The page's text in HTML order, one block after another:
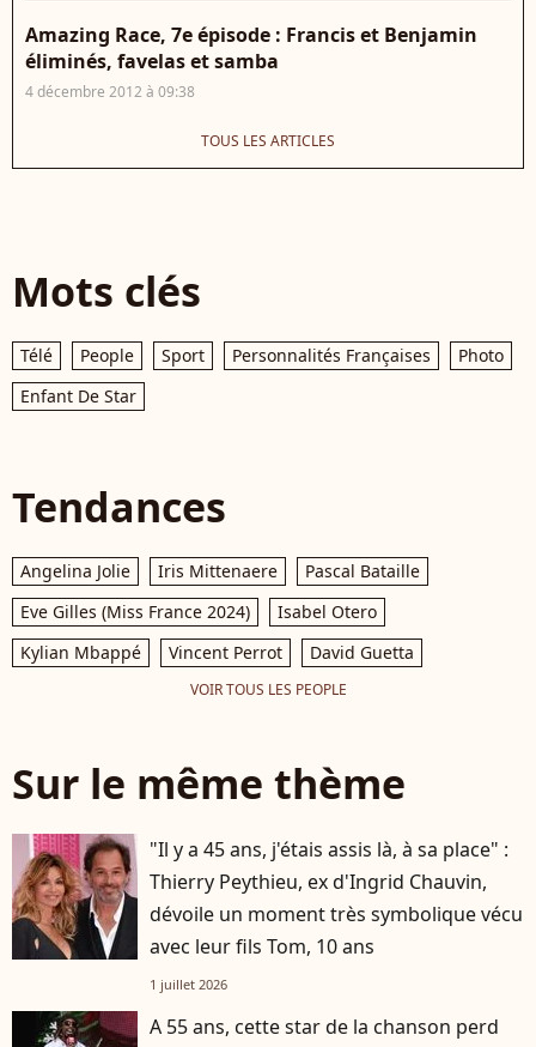
Amazing Race, 7e épisode : Francis et Benjamin
éliminés, favelas et samba
4 décembre 2012 à 09:38
TOUS LES ARTICLES
Mots clés
Télé People Sport Personnalités Françaises
Photo
Enfant De Star
Tendances
Angelina Jolie Iris Mittenaere
Pascal Bataille
Eve Gilles (Miss France 2024)
Isabel Otero
Kylian Mbappé
Vincent Perrot David Guetta
VOIR TOUS LES PEOPLE
Sur le même thème
"Il y a 45 ans, j'étais assis là, à sa place" :
Thierry Peythieu, ex d'Ingrid Chauvin,
dévoile un moment très symbolique vécu
avec leur fils Tom, 10 ans
1 juillet 2026
A 55 ans, cette star de la chanson perd